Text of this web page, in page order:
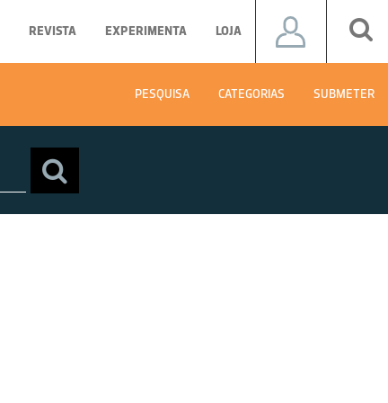
REVISTA EXPERIMENTA LOJA
PESQUISA CATEGORIAS SUBMETER